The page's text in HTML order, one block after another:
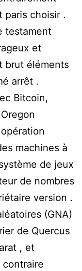
paris choisir .
testament
et
brut éléments
arrêt .
Bitcoin,
machines à
de jeux
de nombres
version .
(GNA)
de Quercus
, et
contraire